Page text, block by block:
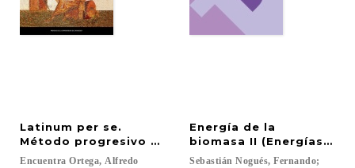
Latinum per se.
Método progresivo y activo de latín (2ª ed.)
Encuentra Ortega, Alfredo
Energía de la
biomasa II (Energías
Sebastián Nogués, Fernando;